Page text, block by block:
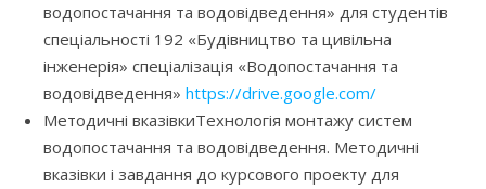
водопостачання та водовідведення» для студентів
спеціальності 192 «Будівництво та цивільна
інженерія» спеціалізація «Водопостачання та
водовідведення» https://drive.google.com/
Методичні вказівкиТехнологія монтажу систем
водопостачання та водовідведення. Методичні
вказівки і завдання до курсового проекту для